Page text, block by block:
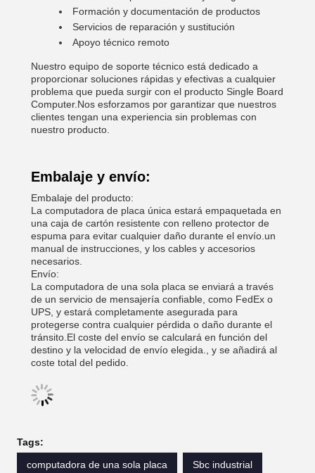
Formación y documentación de productos
Servicios de reparación y sustitución
Apoyo técnico remoto
Nuestro equipo de soporte técnico está dedicado a
proporcionar soluciones rápidas y efectivas a cualquier
problema que pueda surgir con el producto Single Board
Computer.Nos esforzamos por garantizar que nuestros
clientes tengan una experiencia sin problemas con
nuestro producto.
Embalaje y envío:
Embalaje del producto:
La computadora de placa única estará empaquetada en
una caja de cartón resistente con relleno protector de
espuma para evitar cualquier daño durante el envío.un
manual de instrucciones, y los cables y accesorios
necesarios.
Envío:
La computadora de una sola placa se enviará a través
de un servicio de mensajería confiable, como FedEx o
UPS, y estará completamente asegurada para
protegerse contra cualquier pérdida o daño durante el
tránsito.El coste del envío se calculará en función del
destino y la velocidad de envío elegida., y se añadirá al
coste total del pedido.
Tags:
computadora de una sola placa
Sbc industrial